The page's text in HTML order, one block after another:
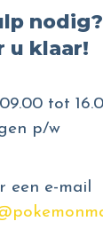
u klaar!
tot
p/w
een e-mail